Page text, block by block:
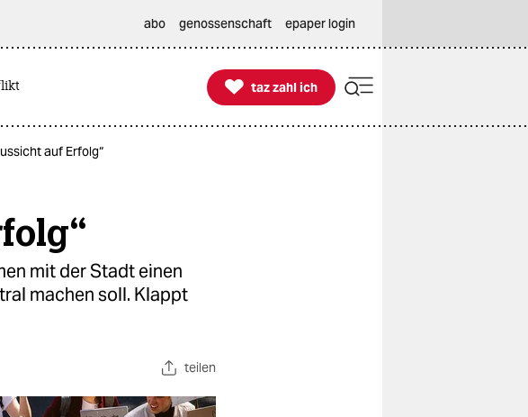
abo genossenschaft epaper login

taz zahl ich
taz zahl ich
auf Erfolg“
mit der Stadt einen
machen soll. Klappt
teilen